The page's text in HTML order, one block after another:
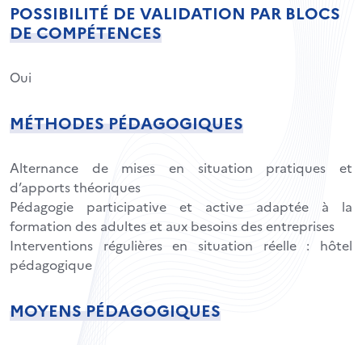
POSSIBILITÉ DE VALIDATION PAR BLOCS
DE COMPÉTENCES
Oui
MÉTHODES PÉDAGOGIQUES
Alternance de mises en situation pratiques et
d’apports théoriques
Pédagogie participative et active adaptée à la
formation des adultes et aux besoins des entreprises
Interventions régulières en situation réelle : hôtel
pédagogique
MOYENS PÉDAGOGIQUES